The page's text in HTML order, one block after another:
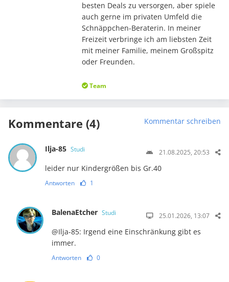
besten Deals zu versorgen, aber spiele
auch gerne im privaten Umfeld die
Schnäppchen-Beraterin. In meiner
Freizeit verbringe ich am liebsten Zeit
mit meiner Familie, meinem Großspitz
oder Freunden.
Team
Kommentare (4) Kommentar schreiben
Ilja-85 Studi 21.08.2025, 20:53
leider nur Kindergrößen bis Gr.40
Antworten 1
BalenaEtcher Studi 25.01.2026, 13:07
@Ilja-85: Irgend eine Einschränkung gibt es
immer.
Antworten 0